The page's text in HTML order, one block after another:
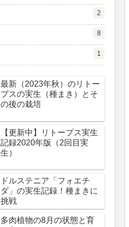
2
8
1
最新（2023年秋）のリトー
プスの実生（種まき）とそ
の後の栽培
【更新中】リトープス実生
記録2020年版（2回目実
生）
ドルステニア「フォエチ
ダ」の実生記録！種まきに
挑戦
多肉植物の8月の状態と育